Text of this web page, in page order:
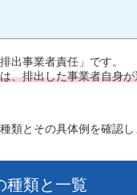
出事業者責任」です。
、排出した事業者自身
類とその具体例を確認し
種類と一覧